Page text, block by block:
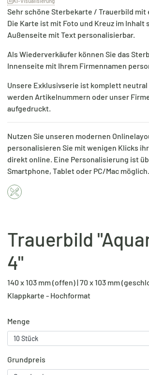
Sehr schöne Sterbekarte / Trauerbild mit
Die Karte ist mit Foto und Kreuz im Inhalt
Außenseite mit Text personalisierbar.
Als Wiederverkäufer können Sie das
Innenseite mit Ihrem Firmennamen
Unsere Exklusivserie ist komplett neutral
werden Artikelnummern oder unser
aufgedruckt.
Nutzen Sie unseren modernen
personalisieren Sie mit wenigen Klicks
direkt online. Eine Personalisierung ist
Smartphone, Tablet oder PC/Mac möglich.
Trauerbild
4"
140 x 103 mm (offen) | 70 x 103 mm
Klappkarte - Hochformat
Menge
Grundpreis